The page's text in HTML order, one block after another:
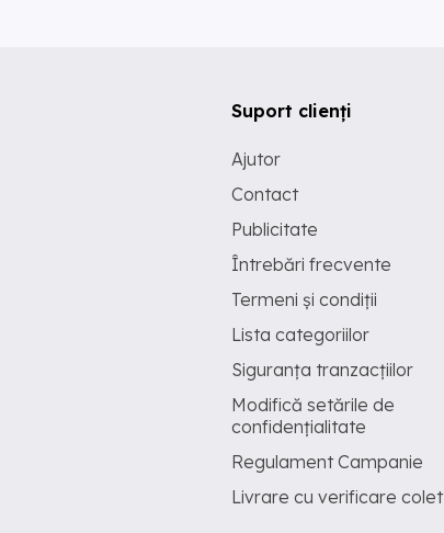
Suport clienți
Ajutor
Contact
Publicitate
Întrebări frecvente
Termeni și condiții
Lista categoriilor
Siguranța tranzacțiilor
Modifică setările de
confidențialitate
Regulament Campanie
Livrare cu verificare colet